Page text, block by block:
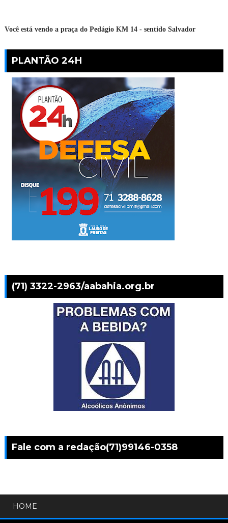
Você está vendo a praça do Pedágio KM 14 - sentido Salvador
PLANTÃO 24H
(71) 3322-2963/aabahia.org.br
Fale com a redação(71)99146-0358
HOME